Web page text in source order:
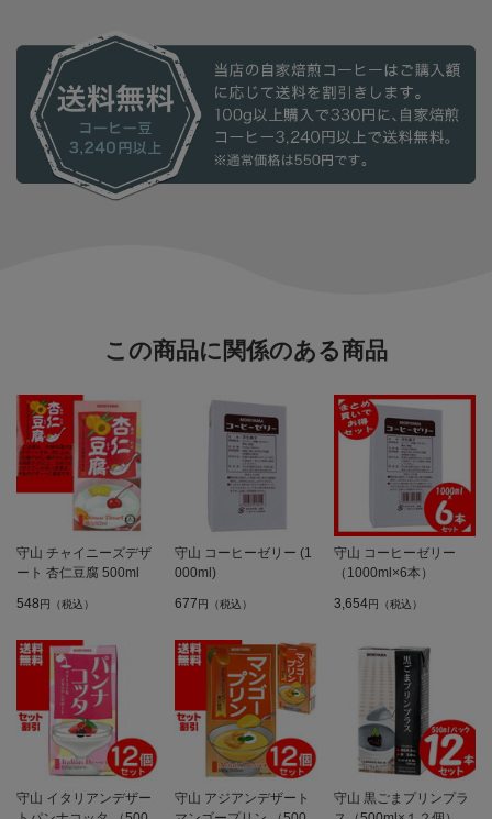
この商品に関係のある商品
守山 チャイニーズデザ
ート 杏仁豆腐 500ml
548円（税込）
守山 コーヒーゼリー (1
000ml)
677円（税込）
守山 コーヒーゼリー
（1000ml×6本）
3,654円（税込）
守山 イタリアンデザー
守山 アジアンデザート
守山 黒ごまプリンプラ